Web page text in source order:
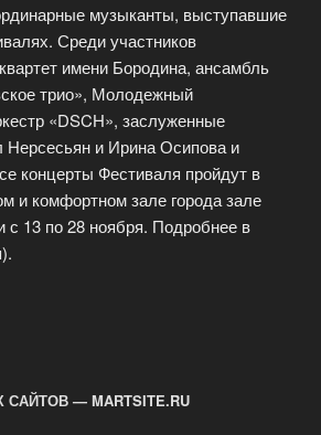
музыканты, выступавшие
Среди участников
имени Бородина, ансамбль
трио», Молодежный
«DSCH», заслуженные
и Ирина Осипова и
концерты Фестиваля пройдут в
и комфортном зале города зале
13 по 28 ноября. Подробнее в
— MARTSITE.RU